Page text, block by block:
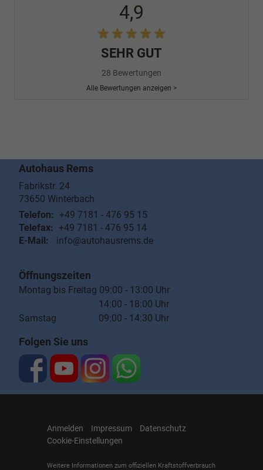
4,9
SEHR GUT
28 Bewertungen
Alle Bewertungen anzeigen >
Autohaus Rems
Fabrikstr. 24
73650 Winterbach
Telefon: +49 7181 - 476 95 15
Telefax: +49 7181 - 476 95 14
E-Mail:
info@autohausrems.de
Öffnungszeiten
Montag bis Freitag 09:00 - 13:00 Uhr
14:00 - 18:00 Uhr
Samstag 09:00 - 14:30 Uhr
Folgen Sie uns
Anmelden Impressum
Datenschutz
Cookie-Einstellungen
Weitere Informationen zum offiziellen Kraftstoffverbrauch